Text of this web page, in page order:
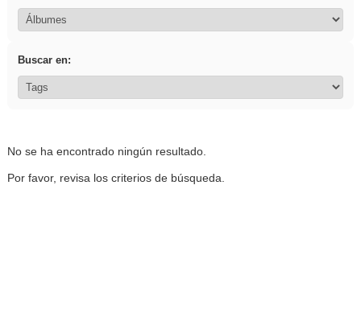
Buscar en:
No se ha encontrado ningún resultado.
Por favor, revisa los criterios de búsqueda.